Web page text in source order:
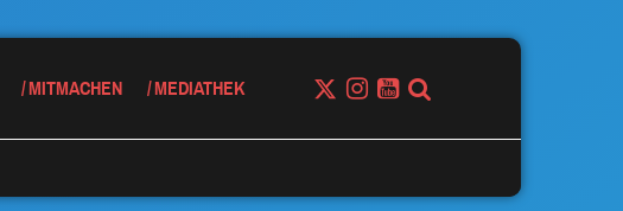
MITMACHEN MEDIATHEK